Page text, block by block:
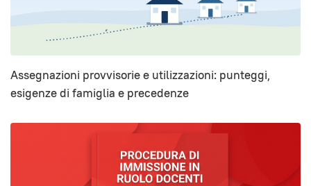
Assegnazioni provvisorie e utilizzazioni: punteggi,
esigenze di famiglia e precedenze